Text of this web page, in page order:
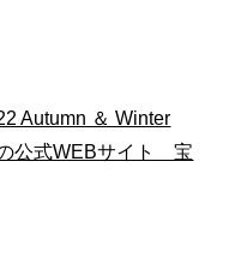
Autumn ＆ Winter
公式WEBサイト 宝